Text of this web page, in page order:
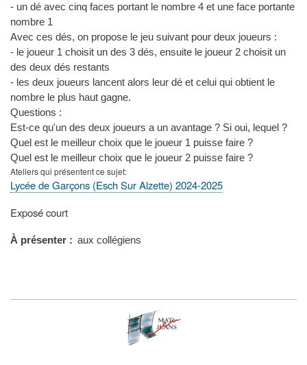
- un dé avec cinq faces portant le nombre 4 et une face portante
nombre 1
Avec ces dés, on propose le jeu suivant pour deux joueurs :
- le joueur 1 choisit un des 3 dés, ensuite le joueur 2 choisit un
des deux dés restants
- les deux joueurs lancent alors leur dé et celui qui obtient le
nombre le plus haut gagne.
Questions :
Est-ce qu'un des deux joueurs a un avantage ? Si oui, lequel ?
Quel est le meilleur choix que le joueur 1 puisse faire ?
Quel est le meilleur choix que le joueur 2 puisse faire ?
Ateliers qui présentent ce sujet
Lycée de Garçons (Esch Sur Alzette) 2024-2025
Type
présentation
Exposé court
À présenter aux collégiens